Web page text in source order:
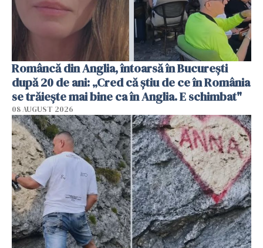
Româncă din Anglia, întoarsă în București
după 20 de ani: „Cred că știu de ce în România
se trăiește mai bine ca în Anglia. E schimbat"
08 AUGUST 2026